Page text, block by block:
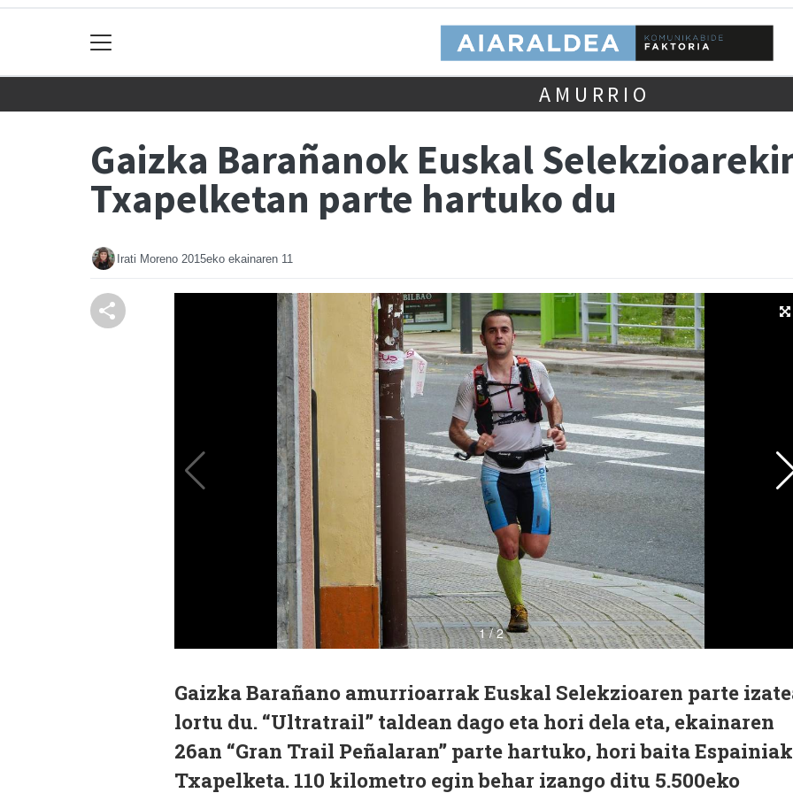
AMURRIO
Gaizka Barañanok Euskal
Txapelketan parte hartuko du
Irati Moreno 2015eko ekainaren 11
Gaizka Barañano amurrioarrak Euskal Selekzioaren parte
lortu du. “Ultratrail” taldean dago eta hori dela eta, ekainaren
26an “Gran Trail Peñalaran” parte hartuko, hori baita
Txapelketa. 110 kilometro egin behar izango ditu 5.500eko